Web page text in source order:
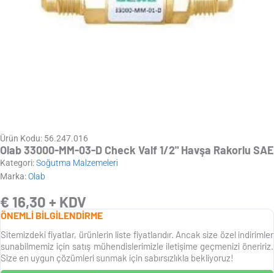
Ürün Kodu: 56.247.016
Olab 33000-MM-03-D Check Valf 1/2" Havşa Rakorlu SAE
Kategori:Soğutma Malzemeleri
Marka:Olab
€ 16,30 + KDV
ÖNEMLİ BİLGİLENDİRME
Sitemizdeki fiyatlar, ürünlerin liste fiyatlarıdır. Ancak size özel indirimler
sunabilmemiz için satış mühendislerimizle iletişime geçmenizi öneririz.
Size en uygun çözümleri sunmak için sabırsızlıkla bekliyoruz!